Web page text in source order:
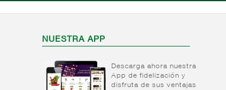
NUESTRA APP
Descarga ahora nuestra
App de fidelización y
disfruta de sus ventajas